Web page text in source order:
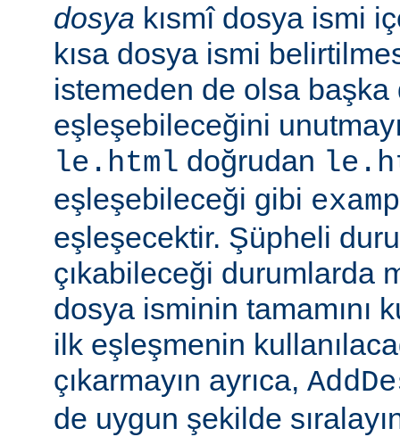
dosya kısmî dosya ismi
kısa dosya ismi
istemeden de olsa başka
eşleşebileceğini
le.html doğrudan
eşleşebileceği gibi
eşleşecektir. Şüpheli
çıkabileceği durumlarda
dosya isminin tamamını
ilk eşleşmenin
çıkarmayın ayrıca,
de uygun şekilde